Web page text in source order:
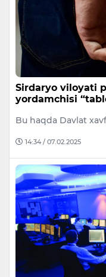
Sirdaryo viloyati
yordamchisi
Bu haqda Davlat
14:34 / 07.02.2025